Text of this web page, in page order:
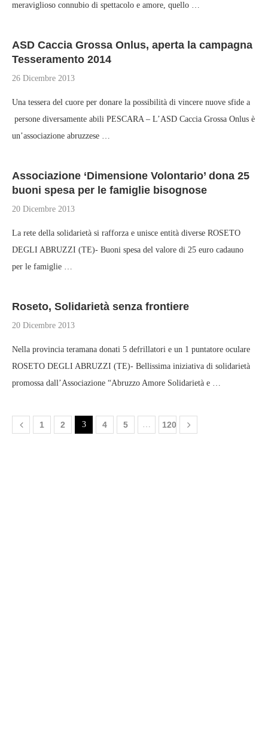
meraviglioso connubio di spettacolo e amore, quello …
ASD Caccia Grossa Onlus, aperta la campagna
Tesseramento 2014
26 Dicembre 2013
Una tessera del cuore per donare la possibilità di vincere nuove sfide a
persone diversamente abili PESCARA – L’ASD Caccia Grossa Onlus è
un’associazione abruzzese …
Associazione ‘Dimensione Volontario’ dona 25
buoni spesa per le famiglie bisognose
20 Dicembre 2013
La rete della solidarietà si rafforza e unisce entità diverse ROSETO
DEGLI ABRUZZI (TE)- Buoni spesa del valore di 25 euro cadauno
per le famiglie …
Roseto, Solidarietà senza frontiere
20 Dicembre 2013
Nella provincia teramana donati 5 defrillatori e un 1 puntatore oculare
ROSETO DEGLI ABRUZZI (TE)- Bellissima iniziativa di solidarietà
promossa dall’Associazione “Abruzzo Amore Solidarietà e …
1 2 3 4 5 … 120